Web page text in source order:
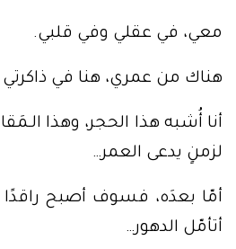
معي، في عقلي وفي قلبي.
هناك من عمري، هنا في ذاكرتي
أنا أُشبه هذا الحجر، وهذا
لزمنٍ يدعى العمر…
أمّا بعدَه، فسوف أصبح راقدًا
أتأمّل الدهور…